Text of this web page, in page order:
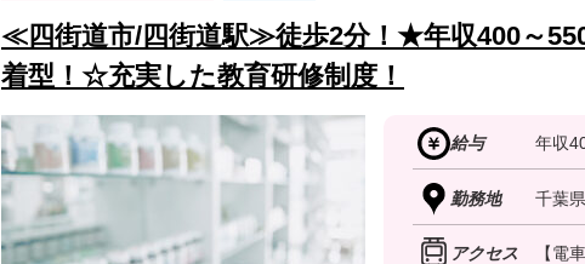
≪四街道市/四街道駅≫徒歩2分！★年収400～
着型！☆充実した教育研修制度！
給与 年収
勤務地 千葉
アクセス 【電